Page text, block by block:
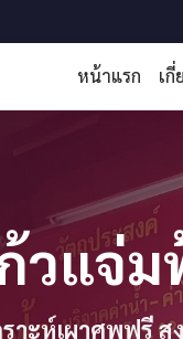
หน้าแรก เ
วแจ่ม
าะห์เผาศพฟรี